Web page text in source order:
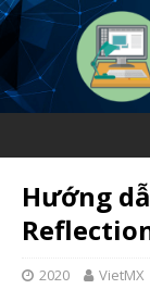
Hướng
2020 VietMX